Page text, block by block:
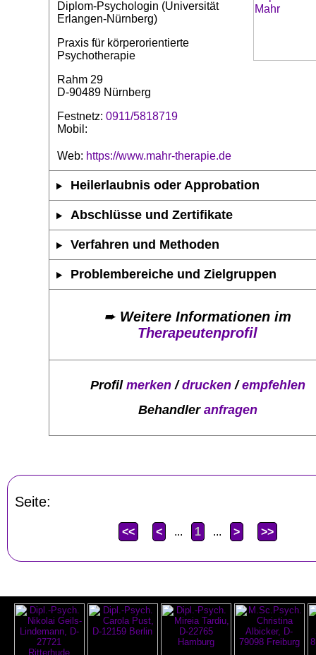
Diplom-Psychologin (Universität
Erlangen-Nürnberg)
Praxis für körperorientierte
Psychotherapie
Rahm 29
D-90489 Nürnberg
Festnetz: 0911/5818719
Mobil:
Web: https://www.mahr-therapie.de
Heilerlaubnis oder Approbation
Abschlüsse und Zertifikate
Verfahren und Methoden
Problembereiche und Zielgruppen
➨ Weitere Informationen im
Therapeutenprofil
Profil merken/drucken/empfehlen
Behandler anfragen
Seite:
<< < ... 1 ... > >>